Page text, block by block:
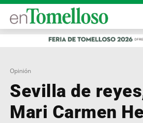
Opinión
Sevilla de
Mari Carmen